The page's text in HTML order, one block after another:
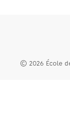
© 2026 École